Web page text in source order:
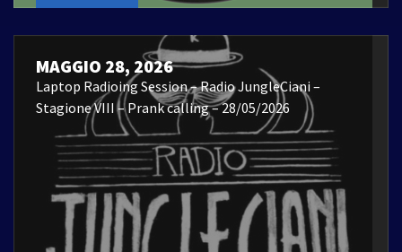
MAGGIO 28, 2026
Laptop Radioing Session – Radio JungleCiani –
Stagione VIII – Prank calling – 28/05/2026